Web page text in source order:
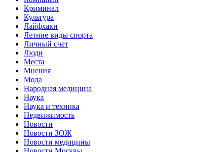
Криминал
Культура
Лайфхаки
Летние виды спорта
Личный счет
Люди
Места
Мнения
Мода
Народная медицина
Наука
Наука и техника
Недвижимость
Новости
Новости ЗОЖ
Новости медицины